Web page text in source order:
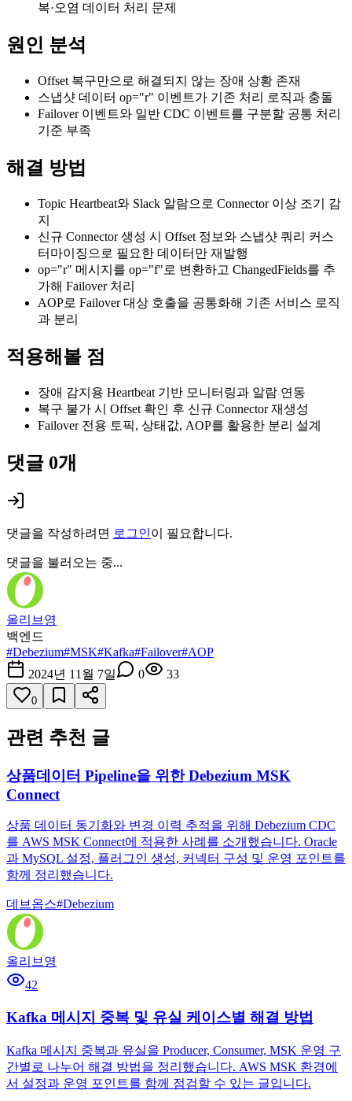
복·오염 데이터 처리 문제
원인 분석
Offset 복구만으로 해결되지 않는 장애 상황 존재
스냅샷 데이터 op="r" 이벤트가 기존 처리 로직과 충돌
Failover 이벤트와 일반 CDC 이벤트를 구분할 공통 처리
기준 부족
해결 방법
Topic Heartbeat와 Slack 알람으로 Connector 이상 조기 감
지
신규 Connector 생성 시 Offset 정보와 스냅샷 쿼리 커스
터마이징으로 필요한 데이터만 재발행
op="r" 메시지를 op="f"로 변환하고 ChangedFields를 추
가해 Failover 처리
AOP로 Failover 대상 호출을 공통화해 기존 서비스 로직
과 분리
적용해볼 점
장애 감지용 Heartbeat 기반 모니터링과 알람 연동
복구 불가 시 Offset 확인 후 신규 Connector 재생성
Failover 전용 토픽, 상태값, AOP를 활용한 분리 설계
댓글 0개
댓글을 작성하려면 로그인이 필요합니다.
댓글을 불러오는 중...
올리브영
백엔드
#Debezium#MSK#Kafka#Failover#AOP
2024년 11월 7일
0 33
0
관련 추천 글
상품데이터 Pipeline을 위한 Debezium MSK
Connect
상품 데이터 동기화와 변경 이력 추적을 위해 Debezium CDC
를 AWS MSK Connect에 적용한 사례를 소개했습니다. Oracle
과 MySQL 설정, 플러그인 생성, 커넥터 구성 및 운영 포인트를
함께 정리했습니다.
데브옵스#Debezium
올리브영
42
Kafka 메시지 중복 및 유실 케이스별 해결 방법
Kafka 메시지 중복과 유실을 Producer, Consumer, MSK 운영 구
간별로 나누어 해결 방법을 정리했습니다. AWS MSK 환경에
서 설정과 운영 포인트를 함께 점검할 수 있는 글입니다.